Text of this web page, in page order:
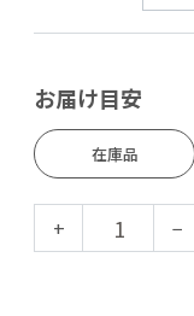
お届け目安
在庫品
+ −